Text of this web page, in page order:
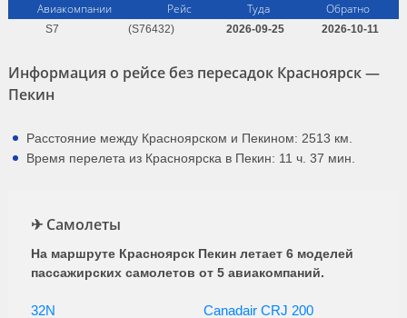
Авиакомпании Рейс Туда Обратно
S7 (S76432) 2026-09-25 2026-10-11
Информация о рейсе без пересадок Красноярск —
Пекин
Расстояние между Красноярском и Пекином: 2513 км.
Время перелета из Красноярска в Пекин: 11 ч. 37 мин.
✈ Самолеты
На маршруте Красноярск Пекин летает 6 моделей
пассажирских самолетов от 5 авиакомпаний.
32N
Canadair CRJ 200